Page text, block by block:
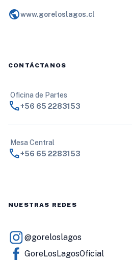
publicwww.goreloslagos.cl
CONTÁCTANOS
Oficina de Partes
call+56 65 2283153
Mesa Central
call+56 65 2283153
NUESTRAS REDES
@goreloslagos
GoreLosLagosOficial